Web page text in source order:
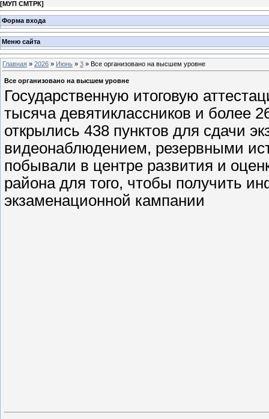
[МУП СМТРК]
Форма входа
Меню сайта
Главная » 2026 » Июнь » 3 » Все организовано на высшем уровне
Все организовано на высшем уровне
Государственную итоговую
тысяча девятиклассников и более
открылись 438 пунктов для сдачи
видеонаблюдением, резервными
побывали в центре развития и
района для того, чтобы получить
экзаменационной кампании